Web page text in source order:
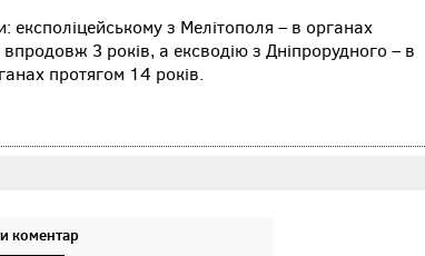
з Мелітополя – в органах
3 років, а ексводію з Дніпрорудного – в
протягом 14 років.
коментар